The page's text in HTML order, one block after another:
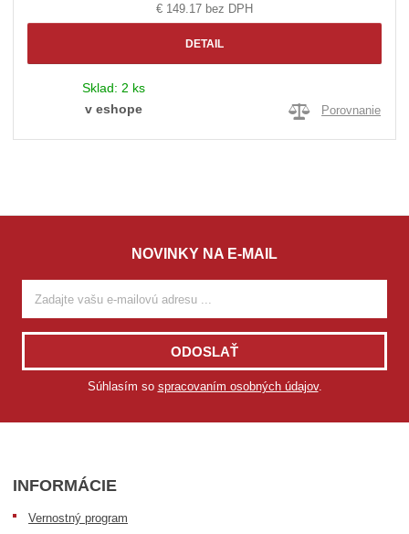
€ 149.17 bez DPH
DETAIL
Sklad: 2 ks
v eshope
Porovnanie
NOVINKY NA E-MAIL
ODOSLAŤ
Súhlasím so spracovaním osobných údajov.
INFORMÁCIE
Vernostný program